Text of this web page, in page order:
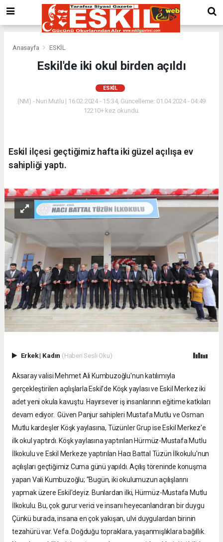
Anasayfa ESKİL
Eskil'de iki okul birden açıldı
ESKİL
(NM) - Nuri Mutlu | 16.02.2024 - 15:34, Güncelleme: 01.04.2024 - 04:49
12210+ kez okundu.
Eskil ilçesi geçtiğimiz hafta iki güzel açılışa ev
sahipliği yaptı.
Erkek| Kadın (Haberi Sesli Oku)
Aksaray valisi Mehmet Ali Kumbuzoğlu'nun katılımıyla
gerçekleştirilen açılışlarla Eskil'de Köşk yaylası ve Eskil Merkez iki
adet yeni okula kavuştu. Hayırsever iş insanlarının eğitime katkıları
devam ediyor. Güven Panjur sahipleri Mustafa Mutlu ve Osman
Mutlu kardeşler Köşk yaylasına, Tüzünler Grup ise Eskil Merkez'e
ilk okul yaptırdı. Köşk yaylasına yaptırılan Hürmüz-Mustafa Mutlu
İlkokulu ve Eskil Merkeze yaptırılan Hacı Battal Tüzün İlkokulu'nun
açılışları geçtiğimiz Cuma günü yapıldı. Açılış töreninde konuşma
yapan Vali Kumbuzoğlu; "Bugün, iki okulumuzun açılışlarını
yapmak üzere Eskil'deyiz. Bunlardan ilki, Hürmüz-Mustafa Mutlu
İlkokulu. Bu, çok gurur verici ve insanı heyecanlandıran bir duygu
Çünkü burada, insana en çok yakışan, ulvi duygulardan birinin
tezahürü var. Vefa. Doğduğu topraklara, yaşanmışlıklara bağıllık.